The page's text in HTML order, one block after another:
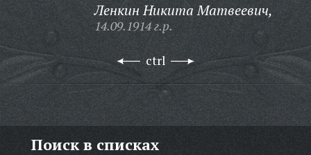
Ленкин Никита Матвеевич,
14.09.1914 г.р.
ctrl
Поиск в списках